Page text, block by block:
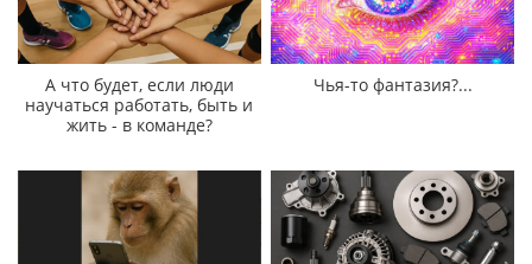
А что будет, если люди
научаться работать, быть и
жить - в команде?
Чья-то фантазия?...